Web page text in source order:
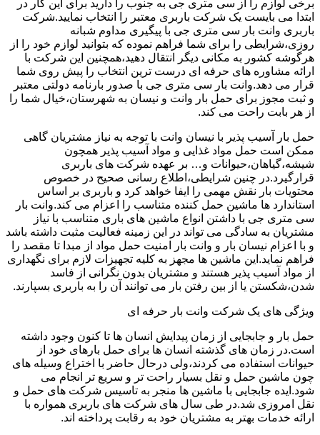
برخی لوازم را از سی متری جی به جنوب را دارید برای این کار در
ابتدا می بایست یک شرکت باربری معتبر را انتخاب نمایید.شرکت
باربری وانت بار سی متری جی با پیگیری مداوم شبانه
روزی،شرایطی را برای شما فراهم نموده که بتوانید لوازم خود را از
هرگوشه کشور به مکانی دیگر انتقال دهید،همچنین این شرکت با
ارائه مشاوره های حرفه ای درست ترین انتخاب را پیش روی شما
قرار می دهد.وانت بار سی متری جی با صدور بارنامه دولتی معتبر
و ثبت مجوز برای حمل بار وانت و نیسان به شهرستان،خیال شما را
از هر بابت راحت می کند.
حمل بار آسیب پذیر با نیسان وانت با توجه به نیاز مشتریان گاهی
ممکن است حمل مواد غذایی و مواد آسیب پذیر همچون
شیشه،گیاهان،حیوانات و… بر عهده شرکت های باربری
قرارگیرد.در چنین شرایطی،اطلاع رسانی صحیح در خصوص
محتویات بار نقش مهمی را ایفا خواهد کرد و باربری بر اساس
استاندارد ها ماشین حمل کننده متناسب را اعزام می کند.وانت بار
سی متری جی با داشتن انواع ماشین های باری متناسب با نیاز
مشتریان به سادگی می تواند در این زمینه فعالیت مثبت داشته باشد
و با اعزام نیسان بار و وانت بار امنیت حمل مواد از مبدا تا مقصد را
فراهم نماید.این ماشین ها مجهز به کلیه تجهیزات لازم برای نگهداری
از مواد آسیب پذیر هستند و مشتریان بدون نگرانی از فاسد
شدن،شکستن یا از بین رفتن بار می توانند آن را به باربری بسپارند.
ویژگی های یک شرکت وانت بار حرفه ای
حمل بار و جابجایی از زمان پیدایش انسان ها تا کنون وجود داشته
است.در زمان های گذشته انسان ها برای حمل بارهای خود از
حیوانات استفاده می کردند،ولی درحال حاضر با اختراع وسیله های
چون ماشین حمل و نقل بسیار راحت تر و سریع تر انجام می
شود.ایده جابجایی با ماشین ها منجر به تاسیس شرکت های حمل و
نقل امروزی شد.در طی سال های شرکت های باربری همواره با
ارائه خدمات بهتر به مشتریان خود به رقابت پرداخته اند.